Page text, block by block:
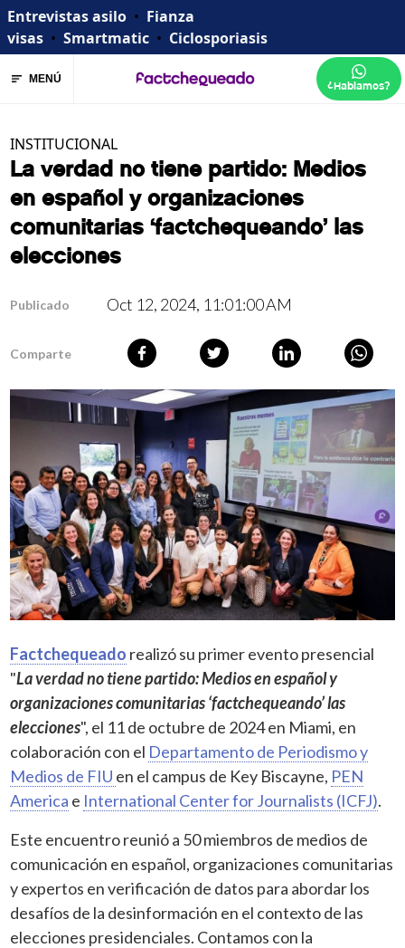
Entrevistas asilo • Fianza
visas • Smartmatic • Ciclosporiasis
MENÚ ¿Hablamos?
INSTITUCIONAL
La verdad no tiene partido: Medios
en español y organizaciones
comunitarias ‘factchequeando’ las
elecciones
Publicado Oct 12, 2024, 11:01:00 AM
Comparte
Factchequeado realizó su primer evento presencial
"La verdad no tiene partido: Medios en español y
organizaciones comunitarias ‘factchequeando’ las
elecciones", el 11 de octubre de 2024 en Miami, en
colaboración con el Departamento de Periodismo y
Medios de FIU en el campus de Key Biscayne, PEN
America e International Center for Journalists (ICFJ).
Este encuentro reunió a 50 miembros de medios de
comunicación en español, organizaciones comunitarias
y expertos en verificación de datos para abordar los
desafíos de la desinformación en el contexto de las
elecciones presidenciales. Contamos con la